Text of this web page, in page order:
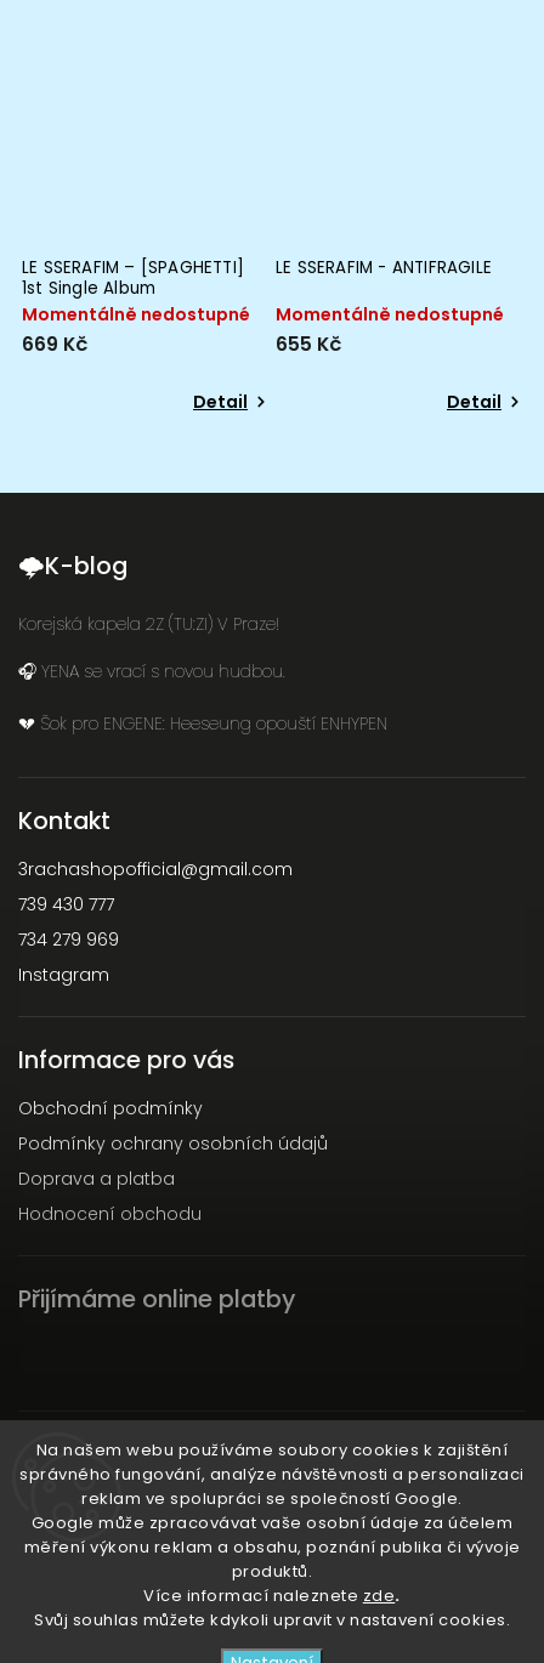
Na našem webu používáme soubory cookies k zajištění
správného fungování, analýze návštěvnosti a personalizaci
reklam ve spolupráci se společností Google.
Google může zpracovávat vaše osobní údaje za účelem
měření výkonu reklam a obsahu, poznání publika či vývoje
produktů.
Více informací naleznete zde.
Svůj souhlas můžete kdykoli upravit v nastavení cookies.
LE SSERAFIM – [SPAGHETTI]
1st Single Album
Momentálně nedostupné
669 Kč
Detail
LE SSERAFIM - ANTIFRAGILE
Momentálně nedostupné
655 Kč
Detail
🌩K-blog
Korejská kapela 2Z (TU:ZI) V Praze!
🎧 YENA se vrací s novou hudbou.
💔 Šok pro ENGENE: Heeseung opouští ENHYPEN
Kontakt
3rachashopofficial@gmail.com
739 430 777
734 279 969
Instagram
Informace pro vás
Obchodní podmínky
Podmínky ochrany osobních údajů
Doprava a platba
Hodnocení obchodu
Přijímáme online platby
Instagram
Ať už ti nic neunikne!
3RACHAshop